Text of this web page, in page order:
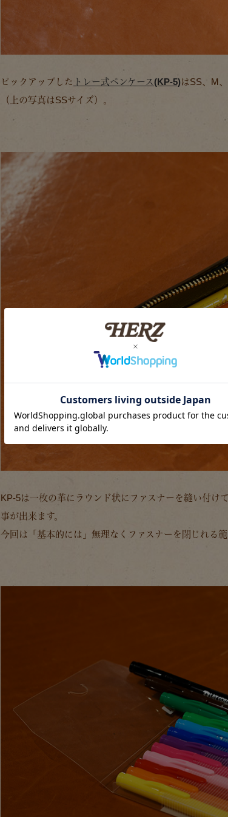
ピックアップした トレー式ペンケース(KP-5)はSS、M
（上の写真はSSサイズ）。
KP-5は一枚の革にラウンド状にファスナーを縫い付け
事が出来ます。
今回は「基本的には」無理なくファスナーを閉じれる